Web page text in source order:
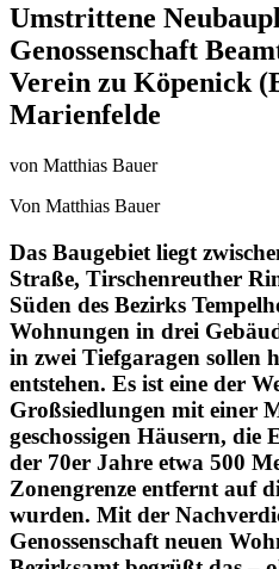
Umstrittene
Genossenschaft
Verein zu Köpenick
Marienfelde
von Matthias Bauer
Von Matthias Bauer
Das Baugebiet liegt
Straße, Tirschenreuther
Süden des Bezirks
Wohnungen in drei
in zwei Tiefgaragen sollen
entstehen. Es ist eine der
Großsiedlungen mit einer
geschossigen Häusern, die
der 70er Jahre etwa 500
Zonengrenze entfernt auf
wurden. Mit der
Genossenschaft neuen